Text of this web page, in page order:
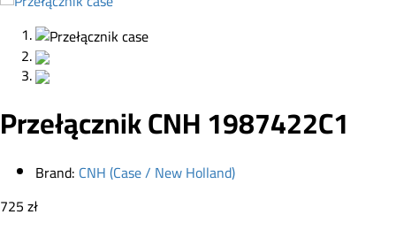
Przełącznik CNH 1987422C1
Brand: CNH (Case / New Holland)
725zł